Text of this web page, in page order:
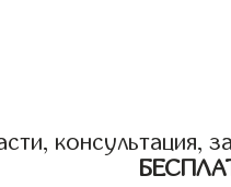
консультация,